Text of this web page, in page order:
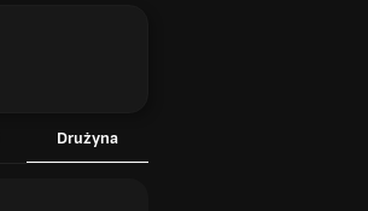
Drużyna